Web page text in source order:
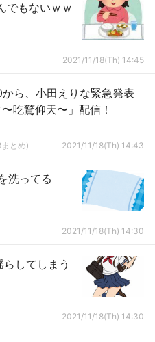
でもないｗｗ
2021/11/18(Th) 14:45
ら、小田えりな緊急発表
吃驚仰天〜」配信！
とめ) 2021/11/18(Th) 14:43
洗ってる
2021/11/18(Th) 14:30
してしまう
2021/11/18(Th) 14:30